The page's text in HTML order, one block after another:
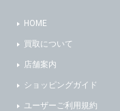
４．ご提供の任意性
５．ご本人が容易に知
HOME
買取について
店舗案内
ショッピングガイド
ユーザーご利用規約